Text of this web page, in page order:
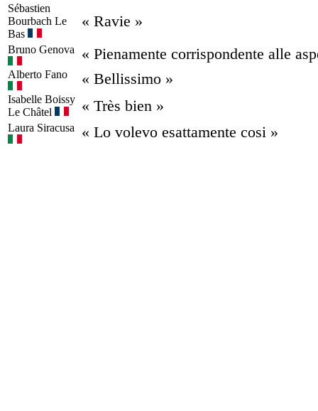
Sébastien
Bourbach Le
Bas
« Ravie »
Bruno Genova « Pienamente corrispondente alle
Alberto Fano « Bellissimo »
Isabelle Boissy
Le Châtel
« Très bien »
Laura Siracusa « Lo volevo esattamente cosi »